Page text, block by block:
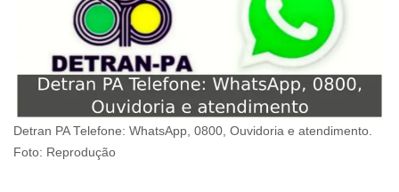
Detran PA Telefone: WhatsApp, 0800, Ouvidoria e atendimento.
Foto: Reprodução